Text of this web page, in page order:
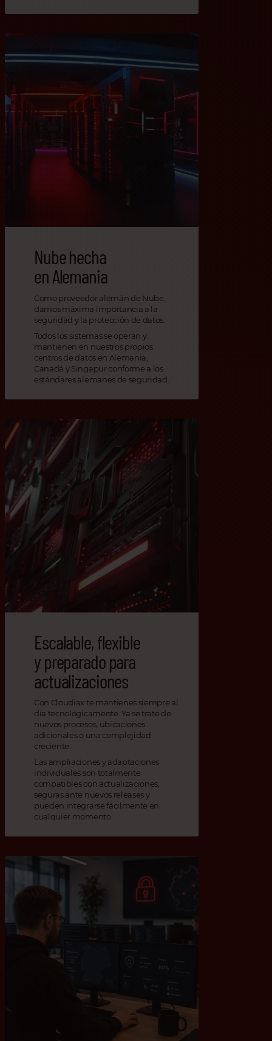
Nube hecha
en Alemania
Como proveedor alemán de Nube,
damos máxima importancia a la
seguridad y la protección de datos.
Todos los sistemas se operan y
mantienen en nuestros propios
centros de datos en Alemania,
Canadá y Singapur conforme a los
estándares alemanes de seguridad.
Escalable, flexible
y preparado para
actualizaciones
Con Cloudiax te mantienes siempre al
día tecnológicamente. Ya se trate de
nuevos procesos, ubicaciones
adicionales o una complejidad
creciente:
Las ampliaciones y adaptaciones
individuales son totalmente
compatibles con actualizaciones,
seguras ante nuevos releases y
pueden integrarse fácilmente en
cualquier momento.